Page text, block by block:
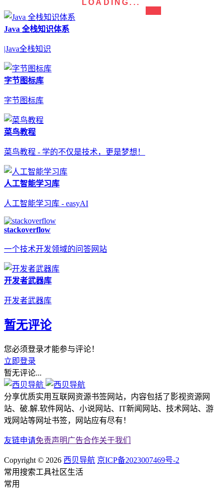
LOADING...
Java 全栈知识体系
|Java全栈知识
字节图标库
字节图标库
菜鸟教程
菜鸟教程 - 学的不仅是技术，更是梦想！
人工智能学习库
人工智能学习库 - easyAI
stackoverflow
一个技术开发领域的问答网站
开发者武器库
开发者武器库
暂无评论
您必须登录才能参与评论！
立即登录
暂无评论...
分享优质实用互联网资源书签网站，内容包括了影视资源网
站、破.解.软件网站、小说网站、IT新闻网站、技术网站、游
戏网站等网址书签，网站应有尽有！
友链申请免责声明广告合作关于我们
Copyright © 2026 西贝导航 京ICP备2023007469号-2
常用搜索工具社区生活
常用